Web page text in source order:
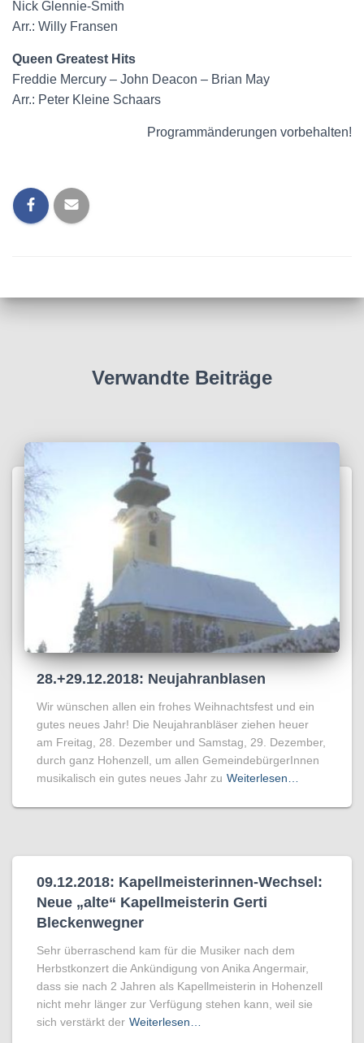
Nick Glennie-Smith
Arr.: Willy Fransen
Queen Greatest Hits
Freddie Mercury – John Deacon – Brian May
Arr.: Peter Kleine Schaars
Programmänderungen vorbehalten!
Verwandte Beiträge
28.+29.12.2018: Neujahranblasen
Wir wünschen allen ein frohes Weihnachtsfest und ein
gutes neues Jahr! Die Neujahranbläser ziehen heuer
am Freitag, 28. Dezember und Samstag, 29. Dezember,
durch ganz Hohenzell, um allen GemeindebürgerInnen
musikalisch ein gutes neues Jahr zu Weiterlesen…
09.12.2018: Kapellmeisterinnen-Wechsel:
Neue „alte“ Kapellmeisterin Gerti
Bleckenwegner
Sehr überraschend kam für die Musiker nach dem
Herbstkonzert die Ankündigung von Anika Angermair,
dass sie nach 2 Jahren als Kapellmeisterin in Hohenzell
nicht mehr länger zur Verfügung stehen kann, weil sie
sich verstärkt der Weiterlesen…